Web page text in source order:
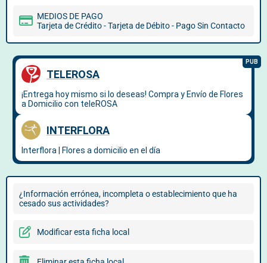
MEDIOS DE PAGO
Tarjeta de Crédito - Tarjeta de Débito - Pago Sin Contacto
¿Información errónea, incompleta o establecimiento que ha
cesado sus actividades?
Modificar esta ficha local